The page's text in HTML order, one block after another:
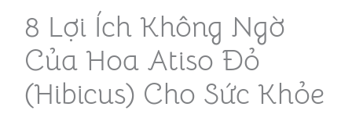
8 Lợi Ích Không Ngờ
Của Hoa Atiso Đỏ
(Hibicus) Cho Sức Khỏe